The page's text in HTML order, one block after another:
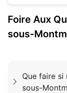
Foire Aux
sous-
Que faire
sous-